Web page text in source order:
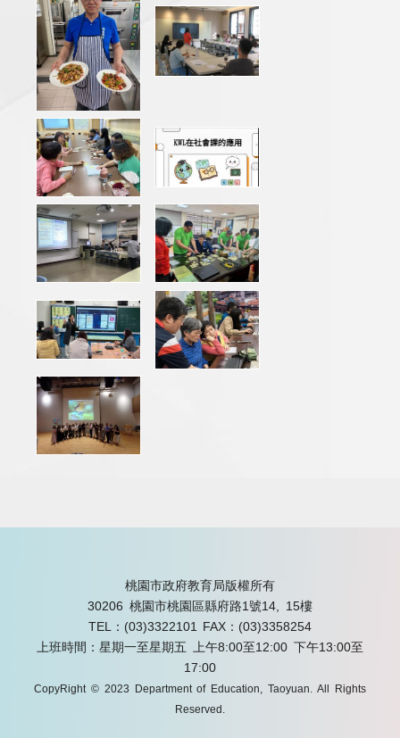
桃園市政府教育局版權所有
30206 桃園市桃園區縣府路1號14, 15樓
TEL：(03)3322101
FAX：(03)3358254
上班時間：星期一至星期五 上午8:00至12:00 下午13:00至
17:00
CopyRight © 2023 Department of Education, Taoyuan. All Rights
Reserved.